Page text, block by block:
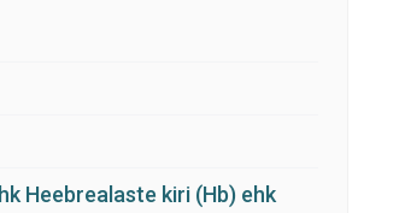
Heebrealaste kiri (Hb) ehk